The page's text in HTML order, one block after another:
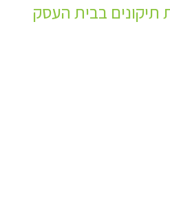
תיקונים בבית העסק